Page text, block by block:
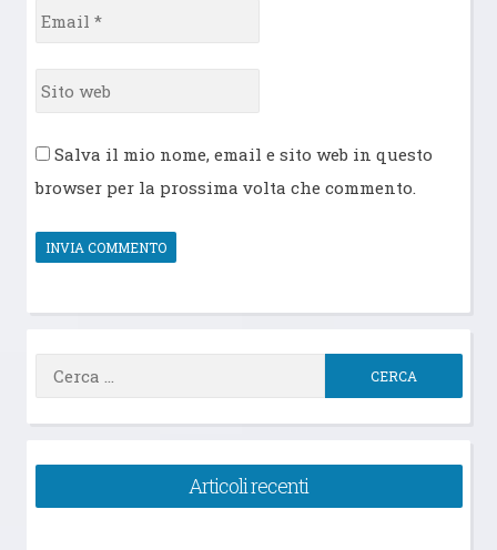
Email
*
Sito
web
Salva il mio nome, email e sito web in questo
browser per la prossima volta che commento.
Ricerca
per:
Articoli recenti